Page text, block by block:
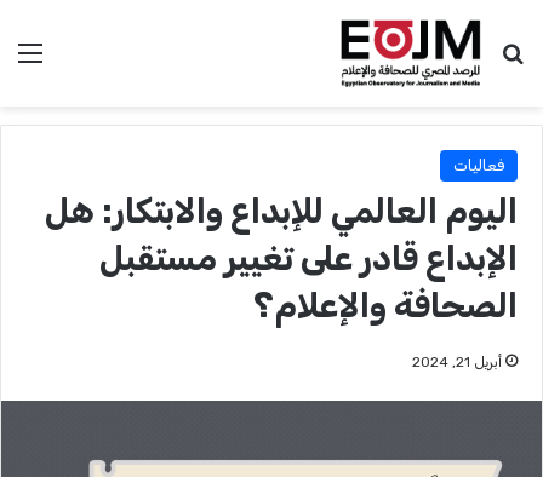
بحث عن
فعاليات
اليوم العالمي للإبداع والابتكار: هل
الإبداع قادر على تغيير مستقبل
الصحافة والإعلام؟
أبريل 21, 2024